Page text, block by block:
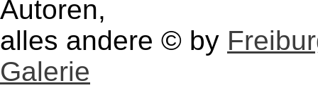
Autoren,
alles andere © by
Galerie